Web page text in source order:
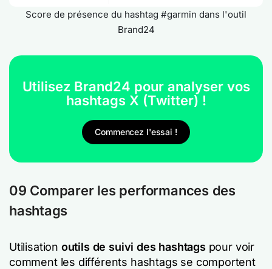
Score de présence du hashtag #garmin dans l'outil
Brand24
Utilisez Brand24 pour analyser vos
hashtags X (Twitter) !
Commencez l'essai !
09 Comparer les performances des
hashtags
Utilisation outils de suivi des hashtags pour voir
comment les différents hashtags se comportent